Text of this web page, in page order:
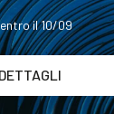
il 10/09